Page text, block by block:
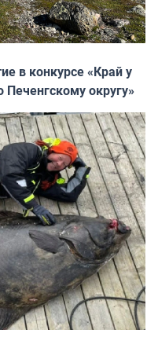
в конкурсе «Край у
округу»